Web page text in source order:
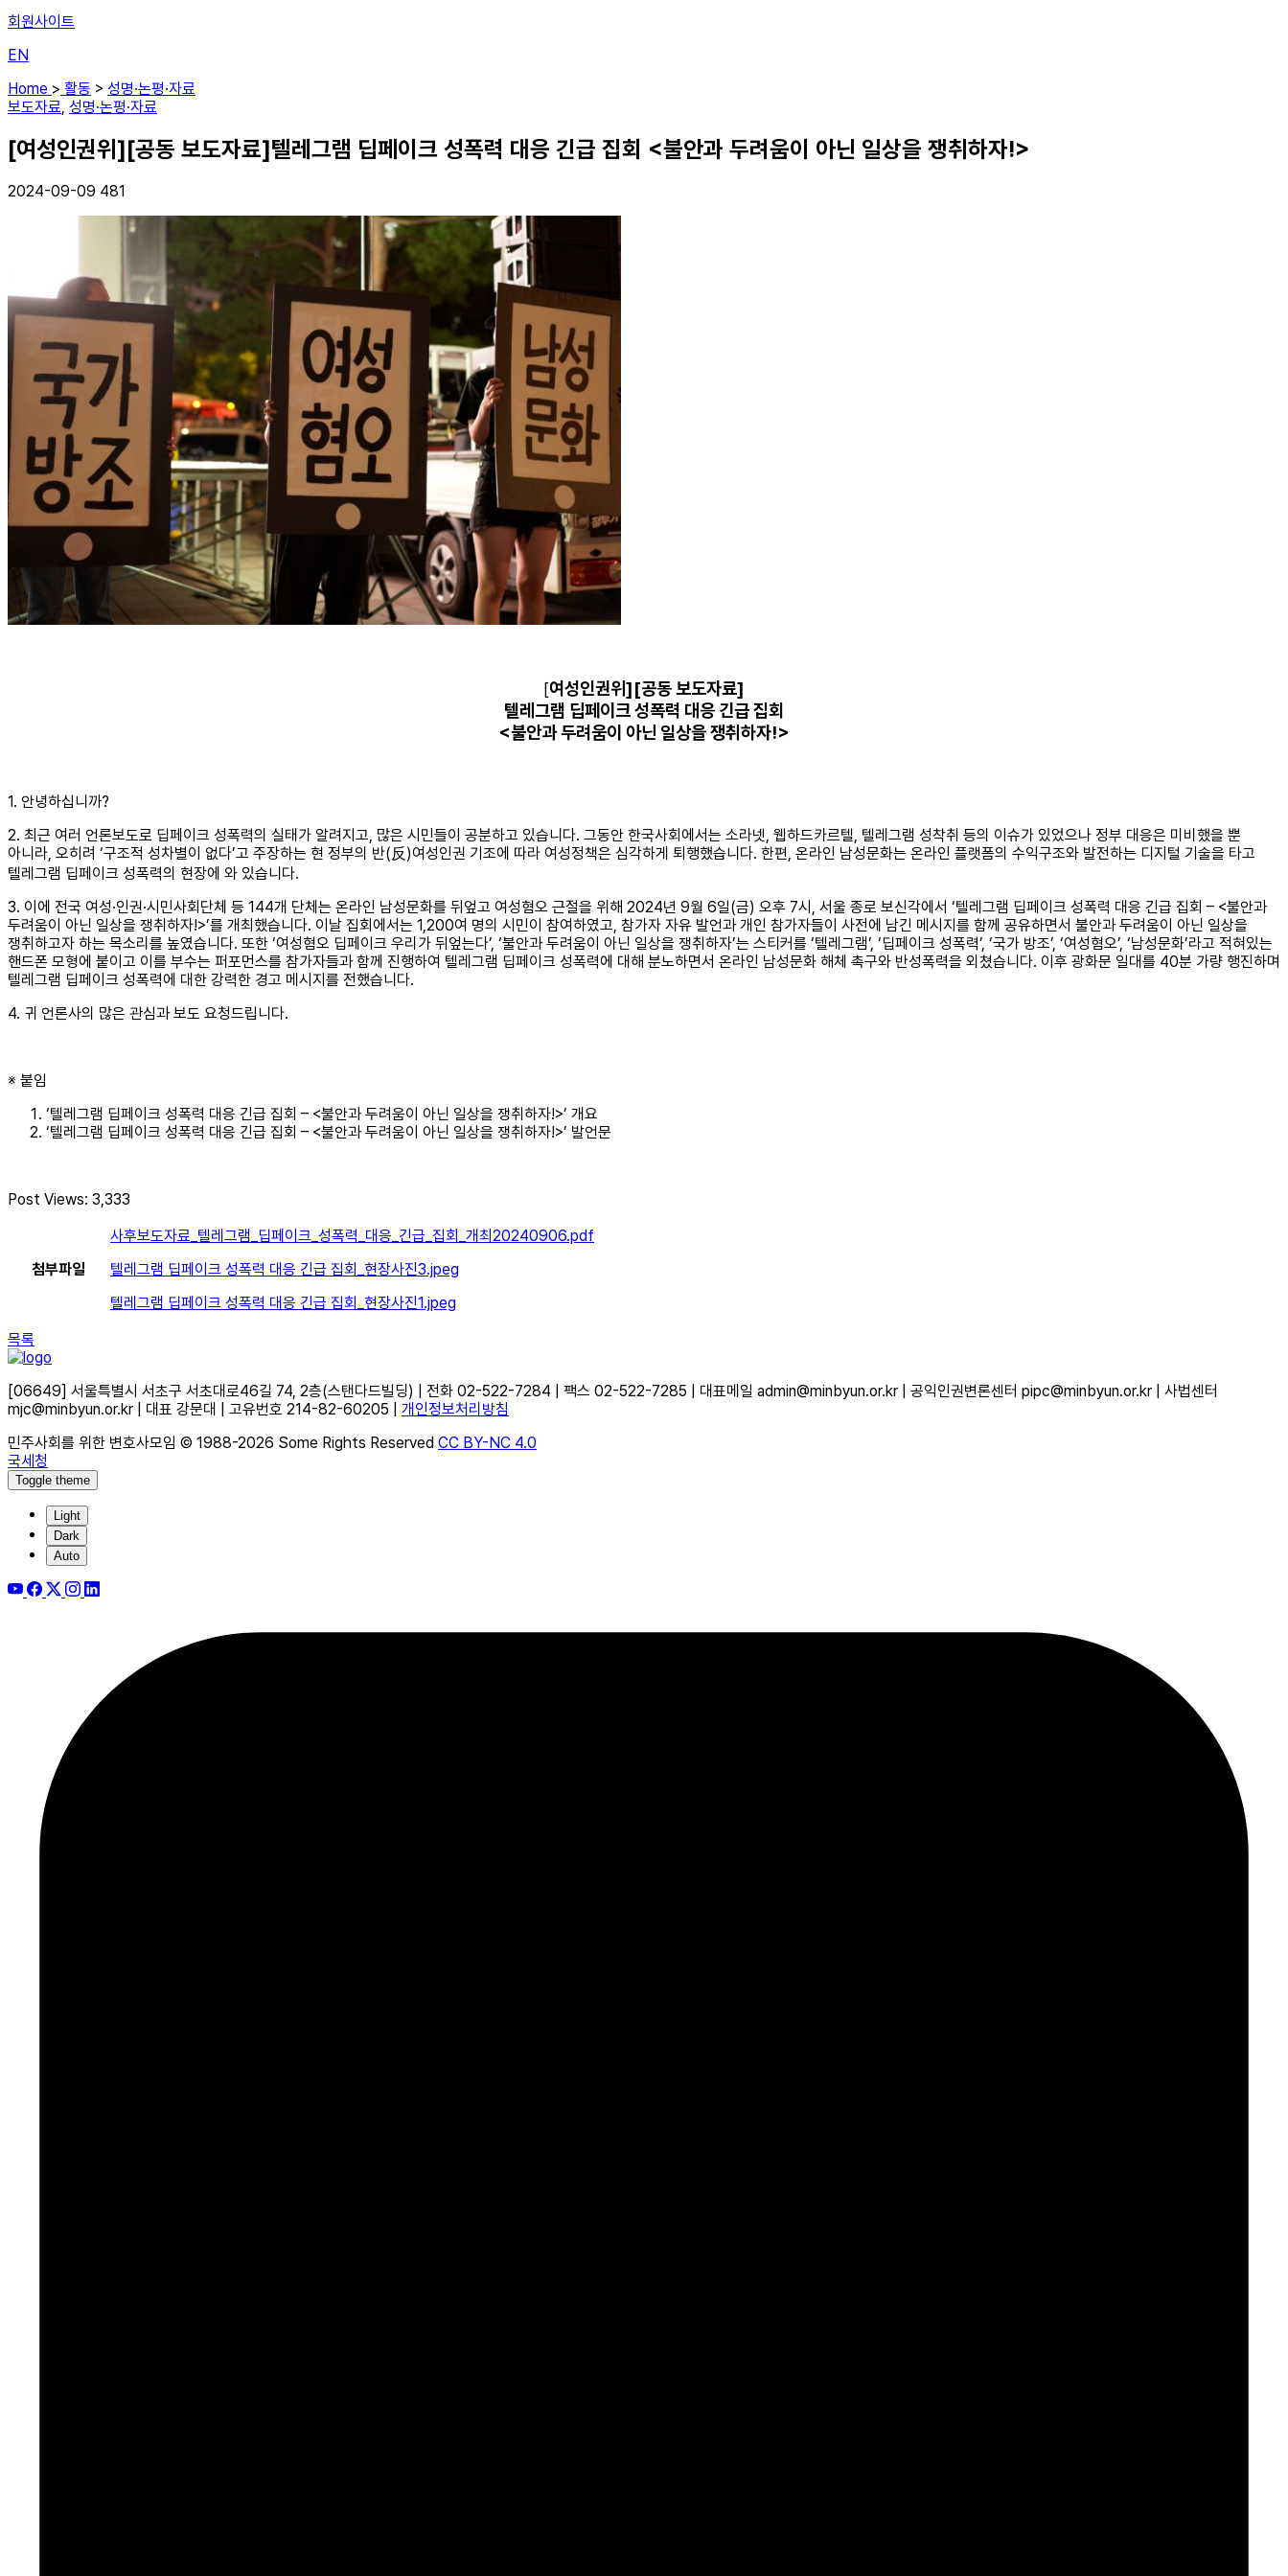
회원사이트
EN
Home > 활동 > 성명·논평·자료
보도자료, 성명·논평·자료
[여성인권위][공동 보도자료]텔레그램 딥페이크 성폭력 대응 긴급 집회 <불안과 두려움이 아닌 일상을 쟁취하자!>
2024-09-09 481
[여성인권위][공동 보도자료]
텔레그램 딥페이크 성폭력 대응 긴급 집회
<불안과 두려움이 아닌 일상을 쟁취하자!>
1. 안녕하십니까?
2. 최근 여러 언론보도로 딥페이크 성폭력의 실태가 알려지고, 많은 시민들이 공분하고 있습니다. 그동안 한국사회에서는 소라넷, 웹하드카르텔, 텔레그램 성착취 등의 이슈가 있었으나 정부 대응은 미비했을 뿐
아니라, 오히려 ‘구조적 성차별이 없다’고 주장하는 현 정부의 반(反)여성인권 기조에 따라 여성정책은 심각하게 퇴행했습니다. 한편, 온라인 남성문화는 온라인 플랫폼의 수익구조와 발전하는 디지털 기술을 타고
텔레그램 딥페이크 성폭력의 현장에 와 있습니다.
3. 이에 전국 여성·인권·시민사회단체 등 144개 단체는 온라인 남성문화를 뒤엎고 여성혐오 근절을 위해 2024년 9월 6일(금) 오후 7시, 서울 종로 보신각에서 ‘텔레그램 딥페이크 성폭력 대응 긴급 집회 – <불안과
두려움이 아닌 일상을 쟁취하자!>’를 개최했습니다. 이날 집회에서는 1,200여 명의 시민이 참여하였고, 참가자 자유 발언과 개인 참가자들이 사전에 남긴 메시지를 함께 공유하면서 불안과 두려움이 아닌 일상을
쟁취하고자 하는 목소리를 높였습니다. 또한 ‘여성혐오 딥페이크 우리가 뒤엎는다’, ‘불안과 두려움이 아닌 일상을 쟁취하자’는 스티커를 ‘텔레그램’, ‘딥페이크 성폭력’, ‘국가 방조’, ‘여성혐오’, ‘남성문화’라고 적혀있는
핸드폰 모형에 붙이고 이를 부수는 퍼포먼스를 참가자들과 함께 진행하여 텔레그램 딥페이크 성폭력에 대해 분노하면서 온라인 남성문화 해체 촉구와 반성폭력을 외쳤습니다. 이후 광화문 일대를 40분 가량 행진하며
텔레그램 딥페이크 성폭력에 대한 강력한 경고 메시지를 전했습니다.
4. 귀 언론사의 많은 관심과 보도 요청드립니다.
※ 붙임
‘텔레그램 딥페이크 성폭력 대응 긴급 집회 – <불안과 두려움이 아닌 일상을 쟁취하자!>’ 개요
‘텔레그램 딥페이크 성폭력 대응 긴급 집회 – <불안과 두려움이 아닌 일상을 쟁취하자!>’ 발언문
Post Views: 3,333
첨부파일
사후보도자료_텔레그램_딥페이크_성폭력_대응_긴급_집회_개최20240906.pdf
텔레그램 딥페이크 성폭력 대응 긴급 집회_현장사진3.jpeg
텔레그램 딥페이크 성폭력 대응 긴급 집회_현장사진1.jpeg
목록
[06649] 서울특별시 서초구 서초대로46길 74, 2층(스탠다드빌딩) | 전화 02-522-7284 | 팩스 02-522-7285 | 대표메일 admin@minbyun.or.kr | 공익인권변론센터 pipc@minbyun.or.kr | 사법센터
mjc@minbyun.or.kr | 대표 강문대 | 고유번호 214-82-60205 | 개인정보처리방침
민주사회를 위한 변호사모임 © 1988-2026 Some Rights Reserved CC BY-NC 4.0
국세청
Toggle theme
Light
Dark
Auto